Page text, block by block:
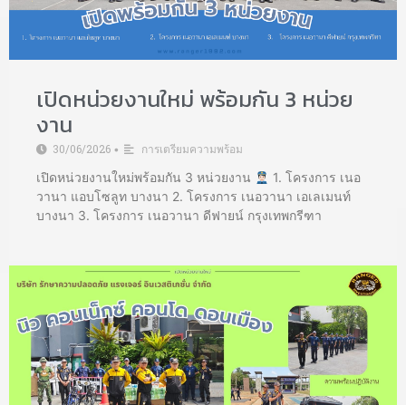
เปิดหน่วยงานใหม่ พร้อมกัน 3 หน่วย
งาน
30/06/2026 • การเตรียมความพร้อม
เปิดหน่วยงานใหม่พร้อมกัน 3 หน่วยงาน
1. โครงการ เนอ
วานา แอบโซลูท บางนา 2. โครงการ เนอวานา เอเลเมนท์
บางนา 3. โครงการ เนอวานา ดีฟายน์ กรุงเทพกรีฑา